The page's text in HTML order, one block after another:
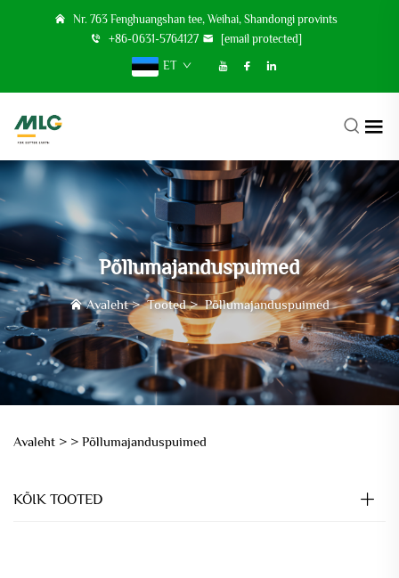
Nr. 763 Fenghuangshan tee, Weihai, Shandongi provints
+86-0631-5764127
[email protected]
ET
Põllumajanduspuimed
Avaleht>Tooted>Põllumajanduspuimed
Avaleht > > Põllumajanduspuimed
KÕIK TOOTED